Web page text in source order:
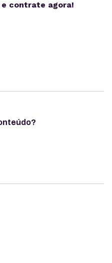
e contrate agora!